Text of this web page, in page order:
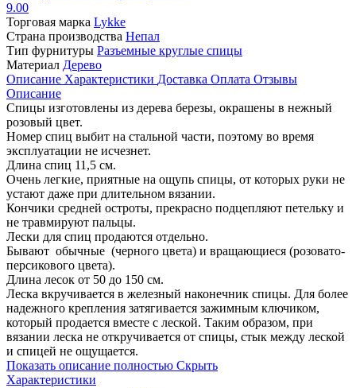
9.00
Торговая марка Lykke
Страна производства Непал
Тип фурнитуры Разъемные круглые спицы
Материал Дерево
Описание Характеристики Доставка Оплата Отзывы
Описание
Спицы изготовлены из дерева березы, окрашены в нежный
розовый цвет.
Номер спиц выбит на стальной части, поэтому во время
эксплуатации не исчезнет.
Длина спиц 11,5 см.
Очень легкие, приятные на ощупь спицы, от которых руки не
устают даже при длительном вязании.
Кончики средней остроты, прекрасно подцепляют петельку и
не травмируют пальцы.
Лески для спиц продаются отдельно.
Бывают обычные (черного цвета) и вращающиеся (розовато-
персикового цвета).
Длина лесок от 50 до 150 см.
Леска вкручивается в железный наконечник спицы. Для более
надежного крепления затягивается зажимным ключиком,
который продается вместе с леской. Таким образом, при
вязании леска не откручивается от спицы, стык между леской
и спицей не ощущается.
Показать описание полностью Скрыть
Характеристики